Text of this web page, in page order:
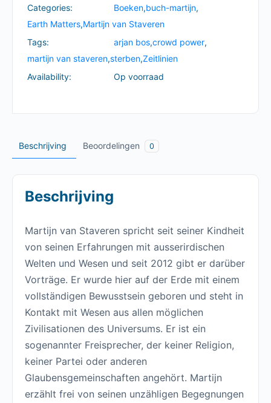
zeige
wer
du
wirklich
bist!
quantity
Categories:
Boeken,buch-martijn,
Earth Matters,Martijn van Staveren
Tags:
arjan bos,crowd power,
martijn van staveren,sterben,Zeitlinien
Availability:
Op voorraad
Beschrijving Beoordelingen 0
Beschrijving
Martijn van Staveren spricht seit seiner Kindheit
von seinen Erfahrungen mit ausserirdischen
Welten und Wesen und seit 2012 gibt er darüber
Vorträge. Er wurde hier auf der Erde mit einem
vollständigen Bewusstsein geboren und steht in
Kontakt mit Wesen aus allen möglichen
Zivilisationen des Universums. Er ist ein
sogenannter Freisprecher, der keiner Religion,
keiner Partei oder anderen
Glaubensgemeinschaften angehört. Martijn
erzählt frei von seinen unzähligen Begegnungen